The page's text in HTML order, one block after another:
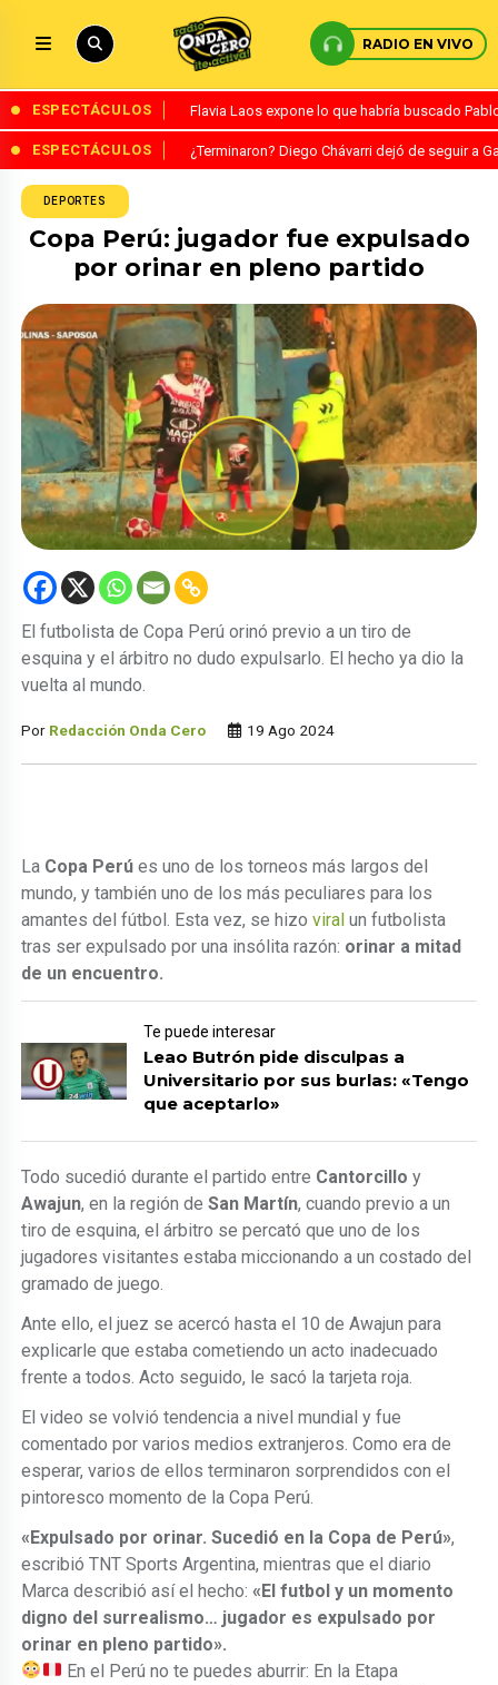
RADIO EN VIVO
ESPECTÁCULOS Flavia Laos expone lo que habría buscado
ESPECTÁCULOS ¿Terminaron? Diego Chávarri dejó de seguir a
DEPORTES
Copa Perú: jugador fue expulsado
por orinar en pleno partido
El futbolista de Copa Perú orinó previo a un tiro de
esquina y el árbitro no dudo expulsarlo. El hecho ya dio la
vuelta al mundo.
Por Redacción Onda Cero 19 Ago 2024
La Copa Perú es uno de los torneos más largos del
mundo, y también uno de los más peculiares para los
amantes del fútbol. Esta vez, se hizoviral un futbolista
tras ser expulsado por una insólita razón: orinar a mitad
de un encuentro.
Te puede interesar
Leao Butrón pide disculpas a
Universitario por sus burlas: «Tengo
que aceptarlo»
Todo sucedió durante el partido entre Cantorcillo y
Awajun, en la región deSan Martín, cuando previo a un
tiro de esquina, el árbitro se percató que uno de los
jugadores visitantes estaba miccionando a un costado del
gramado de juego.
Ante ello, el juez se acercó hasta el 10 de Awajun para
explicarle que estaba cometiendo un acto inadecuado
frente a todos. Acto seguido, le sacó la tarjeta roja.
El video se volvió tendencia a nivel mundial y fue
comentado por varios medios extranjeros. Como era de
esperar, varios de ellos terminaron sorprendidos con el
pintoresco momento de la Copa Perú.
«Expulsado por orinar. Sucedió en la Copa de Perú»,
escribió TNT Sports Argentina, mientras que el diario
Marca describió así el hecho:«El futbol y un momento
digno del surrealismo… jugador es expulsado por
orinar en pleno partido».
En el Perú no te puedes aburrir: En la Etapa